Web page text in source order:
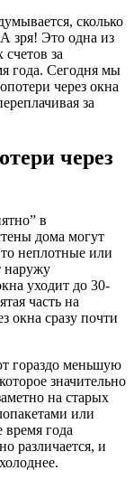
сколько
зря! Это одна из
за
года. Сегодня мы
через окна
за
через
в
дома могут
неплотные или
наружу
уходит до 30-
часть на
окна сразу почти
гораздо меньшую
значительно
на старых
или
года
различается, и